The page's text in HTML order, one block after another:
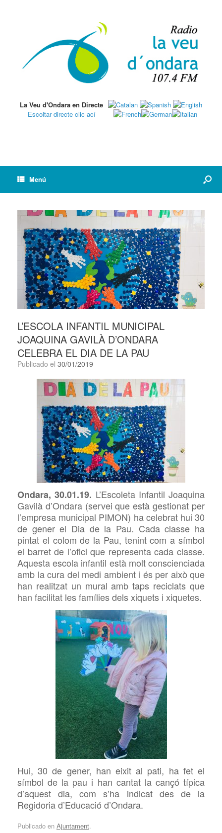
La Veu d'Ondara en Directe
Escoltar directe clic ací
Menú
L’ESCOLA INFANTIL MUNICIPAL
JOAQUINA GAVILÀ D’ONDARA
CELEBRA EL DIA DE LA PAU
Publicado el 30/01/2019
Ondara, 30.01.19. L’Escoleta Infantil Joaquina
Gavilà d’Ondara (servei que està gestionat per
l’empresa municipal PIMON) ha celebrat hui 30
de gener el Dia de la Pau. Cada classe ha
pintat el colom de la Pau, tenint com a símbol
el barret de l’ofici que representa cada classe.
Aquesta escola infantil està molt conscienciada
amb la cura del medi ambient i és per això que
han realitzat un mural amb taps reciclats que
han facilitat les famílies dels xiquets i xiquetes.
Hui, 30 de gener, han eixit al pati, ha fet el
símbol de la pau i han cantat la cançó típica
d’aquest dia, com s’ha indicat des de la
Regidoria d’Educació d’Ondara.
Publicado en Ajuntament.